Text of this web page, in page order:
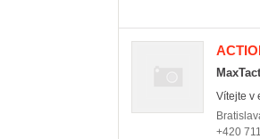
Vítejte v
+420